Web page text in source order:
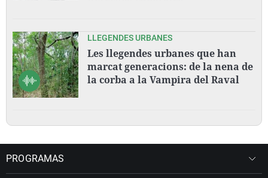
LLEGENDES URBANES
Les llegendes urbanes que han
marcat generacions: de la nena de
la corba a la Vampira del Raval
PROGRAMAS